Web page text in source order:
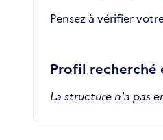
Pensez à vérifier
Profil
La structure n'a pas